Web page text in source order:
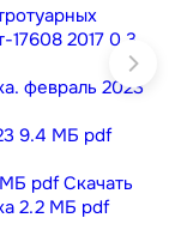
17608 2017 0.3
февраль 2023
9.4 МБ pdf
pdf Скачать
2.2 МБ pdf